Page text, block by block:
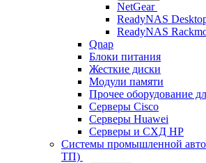
NetGear
ReadyNAS
ReadyNAS
Qnap
Блоки питания
Жесткие диски
Модули памяти
Прочее оборудование
Серверы Cisco
Серверы Huawei
Серверы и СХД HP
Системы промышленной
ТП)